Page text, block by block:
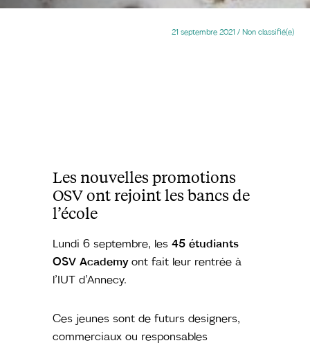
21 septembre 2021 / Non classifié(e)
Les nouvelles promotions
OSV ont rejoint les bancs de
l’école
Lundi 6 septembre, les45 étudiants
OSV Academyont fait leur rentrée à
l’IUT d’Annecy.
Ces jeunes sont de futurs designers,
commerciaux ou responsables